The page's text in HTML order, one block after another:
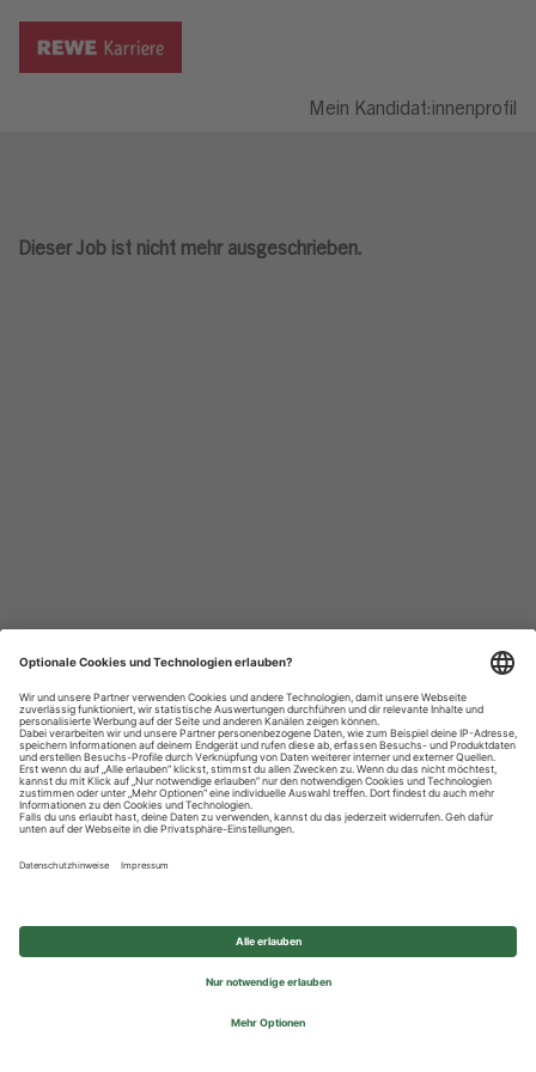
Mein Kandidat:innenprofil
Dieser Job ist nicht mehr ausgeschrieben.
Datenschutzhinweise
Impressum
Privatsphäre-Einstellungen
© 2026 REWE Group - All rights reserved